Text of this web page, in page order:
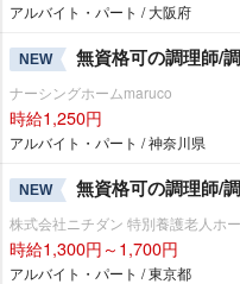
アルバイト・パート / 大阪府
NEW 無資格可の調理師/
ナーシングホームmaruco
時給1,250円
アルバイト・パート / 神奈川県
NEW 無資格可の調理師/
株式会社ニチダン 特別養護老人ホ
時給1,300円～1,700円
アルバイト・パート / 東京都